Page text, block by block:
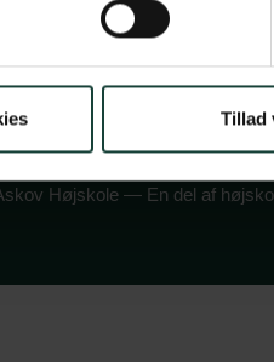
Tillad
Højskole — En del af